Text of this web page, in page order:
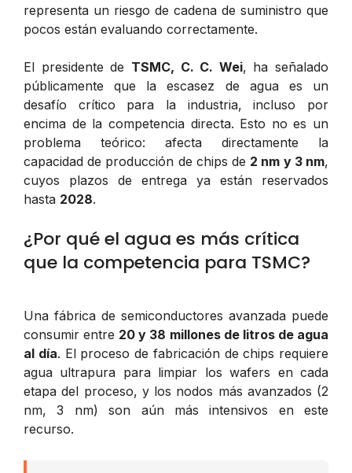
representa un riesgo de cadena de suministro que
pocos están evaluando correctamente.
El presidente de TSMC, C. C. Wei, ha señalado
públicamente que la escasez de agua es un
desafío crítico para la industria, incluso por
encima de la competencia directa. Esto no es un
problema teórico: afecta directamente la
capacidad de producción de chips de 2 nm y 3 nm,
cuyos plazos de entrega ya están reservados
hasta 2028.
¿Por qué el agua es más crítica
que la competencia para TSMC?
Una fábrica de semiconductores avanzada puede
consumir entre 20 y 38 millones de litros de agua
al día. El proceso de fabricación de chips requiere
agua ultrapura para limpiar los wafers en cada
etapa del proceso, y los nodos más avanzados (2
nm, 3 nm) son aún más intensivos en este
recurso.